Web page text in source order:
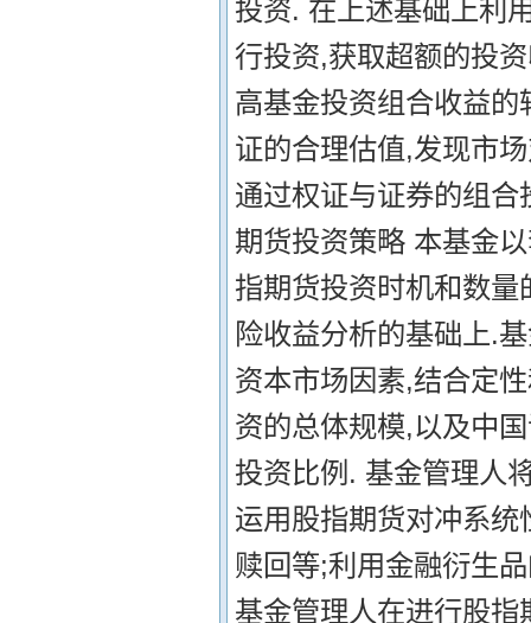
投资. 在上述基础上利
行投资,获取超额的投
高基金投资组合收益
证的合理估值,发现市
通过权证与证券的组
期货投资策略 本基金
指期货投资时机和数
险收益分析的基础上.
资本市场因素,结合定
资的总体规模,以及中
投资比例. 基金管理人
运用股指期货对冲系
赎回等;利用金融衍生
基金管理人在进行股